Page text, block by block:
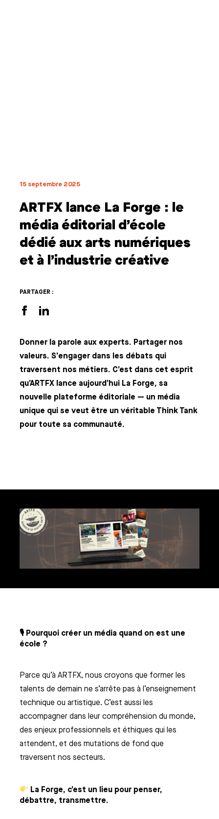
15 septembre 2025
ARTFX lance La Forge : le
média éditorial d’école
dédié aux arts numériques
et à l’industrie créative
PARTAGER :
Donner la parole aux experts. Partager nos
valeurs. S'engager dans les débats qui
traversent nos métiers. C’est dans cet esprit
qu’ARTFX lance aujourd’hui La Forge, sa
nouvelle plateforme éditoriale — un média
unique qui se veut être un véritable Think Tank
pour toute sa communauté.
🎙 Pourquoi créer un média quand on est une
école ?
Parce qu’à ARTFX, nous croyons que former les
talents de demain ne s’arrête pas à l’enseignement
technique ou artistique. C’est aussi les
accompagner dans leur compréhension du monde,
des enjeux professionnels et éthiques qui les
attendent, et des mutations de fond que
traversent nos secteurs.
La Forge, c’est un lieu pour penser,
débattre, transmettre.